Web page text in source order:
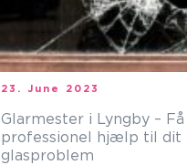
23. June 2023
Glarmester i Lyngby – Få
professionel hjælp til dit
glasproblem